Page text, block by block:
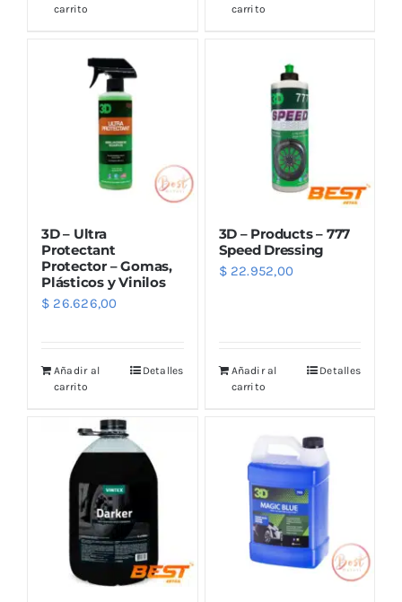
carrito
carrito
3D – Ultra
Protectant
Protector – Gomas,
Plásticos y Vinilos
$ 26.626,00
Añadir al
carrito
Detalles
3D – Products – 777
Speed Dressing
$22.952,00
Añadir al
carrito
Detalles